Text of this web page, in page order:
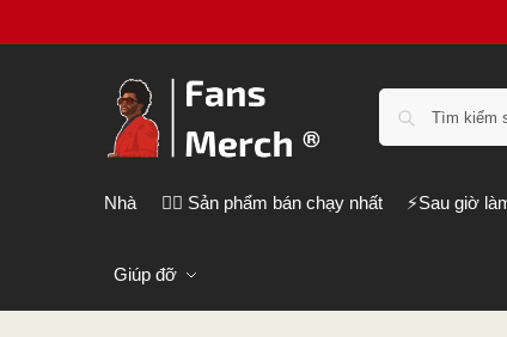
Nhà ❤️‍🔥 Sản phẩm bán chạy nhất ⚡️Sau giờ
Giúp đỡ